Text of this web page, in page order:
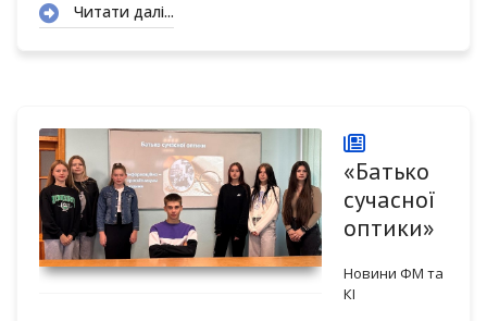
Читати далі...
«Батько
сучасної
оптики»
Новини ФМ та
КІ